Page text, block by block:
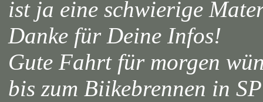
ist ja eine schwierige
Danke für Deine Infos!
Gute Fahrt für morgen
bis zum Biikebrennen in